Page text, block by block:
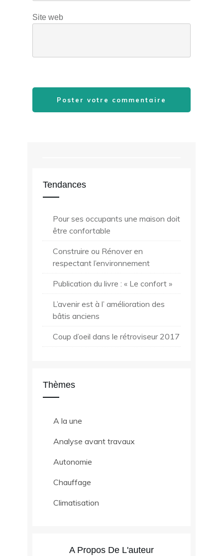
Site web
Poster votre commentaire
Tendances
Pour ses occupants une maison doit
être confortable
Construire ou Rénover en
respectant l’environnement
Publication du livre : « Le confort »
L’avenir est à l’ amélioration des
bâtis anciens
Coup d’oeil dans le rétroviseur 2017
Thèmes
A la une
Analyse avant travaux
Autonomie
Chauffage
Climatisation
A Propos De L'auteur